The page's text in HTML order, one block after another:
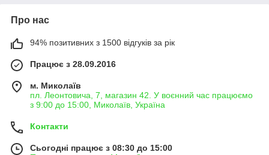
Про нас
94% позитивних з 1500 відгуків за рік
Працює з 28.09.2016
м. Миколаїв
пл. Леонтовича, 7, магазин 42. У воєнний час працюємо
з 9:00 до 15:00, Миколаїв, Україна
Контакти
Сьогодні працює з 08:30 до 15:00